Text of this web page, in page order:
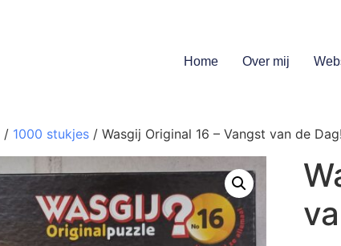
Home Over mij
/ 1000 stukjes / Wasgij Original 16 – Vangst van de Dag!